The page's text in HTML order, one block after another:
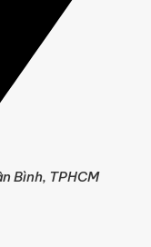
Bình, TPHCM